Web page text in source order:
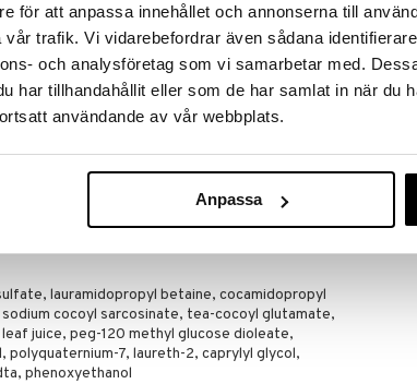
för att anpassa innehållet och annonserna till
trafik. Vi vidarebefordrar även sådana
och analysföretag som vi samarbetar med.
har tillhandahållit eller som de har samlat in när du
användande av vår webbplats.
Anpassa
så att den aldrig känns stram eller torr.
morgon och kväll.
ut huden.
i rätt styrka för din hudtyp.
lauramidopropyl betaine, cocamidopropyl
cocoyl sarcosinate, tea-cocoyl glutamate,
juice, peg-120 methyl glucose dioleate,
polyquaternium-7, laureth-2, caprylyl glycol,
phenoxyethanol